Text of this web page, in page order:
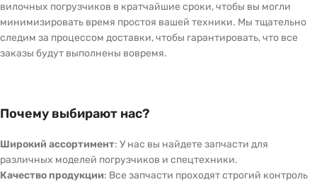
вилочных погрузчиков в кратчайшие сроки, чтобы вы могли
минимизировать время простоя вашей техники. Мы тщательно
следим за процессом доставки, чтобы гарантировать, что все
заказы будут выполнены вовремя.
Почему выбирают нас?
Широкий ассортимент: У нас вы найдете запчасти для
различных моделей погрузчиков и спецтехники.
Качество продукции: Все запчасти проходят строгий контроль